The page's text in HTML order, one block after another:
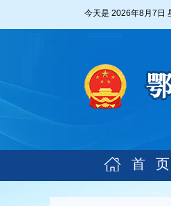
今天是 2026年8月7日
首 页